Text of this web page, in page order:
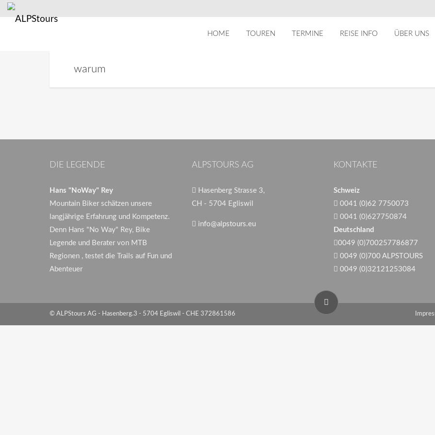
HOME TOUREN TERMINE REISE INFO ÜBER UNS
warum
DIE LEGENDE
Hans "NoWay" Rey
Mountain Biker schätzen unsere
langjährige Erfahrung und Kompetenz.
Denn Hans "No Way" Rey, Bike
Legende und Berater von MTB
Regionen , testet die Trails auf Fun und
Abenteuer
ALPSTOURS AG
Hasenberg Strasse 3,
CH - 5704 Egliswil
info@alpstours.eu
KONTAKTE
Schweiz
0041 (0)62 7750073
0041 (0)627750874
Deutschland
0049 (0)700257786877
0049 (0)700 ALPSTOURS
0049 (0)32121253084
© ALPStours AG - Hasenberg.3 - 5704 Egliswil - CHE 372861586